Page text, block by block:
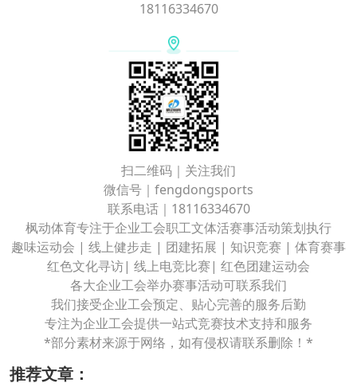
18116334670
扫二维码｜关注我们
微信号｜fengdongsports
联系电话｜18116334670
枫动体育专注于企业工会职工文体活赛事活动策划执行
趣味运动会 | 线上健步走 | 团建拓展 | 知识竞赛 | 体育赛事
红色文化寻访| 线上电竞比赛| 红色团建运动会
各大企业工会举办赛事活动可联系我们
我们接受企业工会预定、贴心完善的服务后勤
专注为企业工会提供一站式竞赛技术支持和服务
*部分素材来源于网络，如有侵权请联系删除！*
推荐文章：